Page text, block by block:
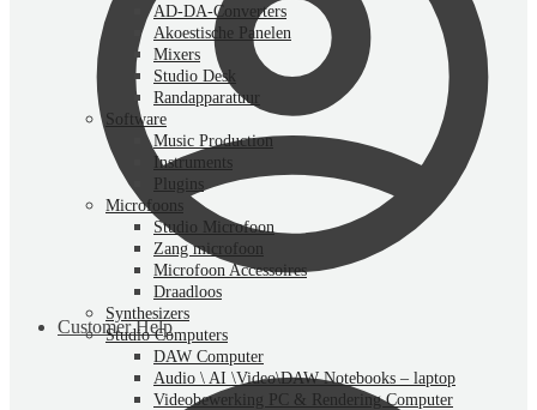
Customer Help
AD-DA-Converters
Akoestische Panelen
Mixers
Studio Desk
Randapparatuur
Software
Music Production
Instruments
Plugins
Microfoons
Studio Microfoon
Zang microfoon
Microfoon Accessoires
Draadloos
Synthesizers
Studio Computers
DAW Computer
Audio \ AI \Video\DAW Notebooks – laptop
Videobewerking PC & Rendering Computer